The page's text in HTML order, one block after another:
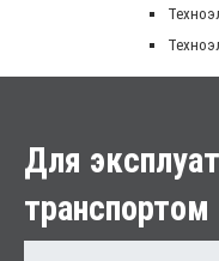
Для
транспортом